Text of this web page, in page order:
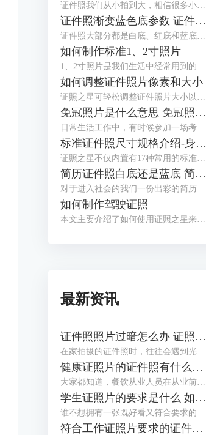
证件照我们从小拍到大，相信很多小伙伴都发现了几乎每个照相馆都会准备两套衣服，有时候会叫我们换上他们准备的衣服拍摄。一般这种情况都是因为我们拍摄的时候穿的衣服不对，最常见的问题就是颜色与拍摄的背景色太相似，所以需要换装。那么今天就来给大家讲讲拍证件照穿什么衣服好看以及有哪些证件照衣服素材。
证件照渐变蓝色底参数 证件照渐变蓝背景怎么设置
证件照大部分都是白底、红底和蓝底，但还有一种是渐变蓝色底，有时候单位会特别指定证件照要用渐变蓝色底，那么，证件照渐变蓝色底参数是多少呢？证件照渐变蓝背景怎么设置？下面就跟着小编一起来看看吧。
如何制作标准1、2寸照片
1、2寸照片是我们生活中经常用到的照片，本文主要介绍了如何使用证照之星来制作标准的1、2寸照片，包括规格设置、裁剪照片、色彩修正、背景处理等。
如何调整证件照片像素和大小
证照之星可轻松调整证件照片大小以及证件照片的像素，让照片制作调整简单就能够完成。
免冠照片是什么意思 免冠照片是什么底
日常生活工作中，有时候参加一场考试或者办理一个证件都需要本人的免冠照片，那么，免冠照片是什么意思，免冠照片是什么底，这些你知道吗？今天小编就和大家分享一下。
标准证件照尺寸规格介绍-身份证，护照，美国签证
证照之星不仅内置有17种常用的标准证件照规格模板，还可以自定义设置任意标准证件照尺寸规格，能够支持所有的标准证件照尺寸规格的制作处理。
简历证件照白底还是蓝底 简历证件照尺寸一般多大
对于进入社会的我们一份出彩的简历是我们找一份满意的工作的前提，在简历中除了让HR关注的个人履历介绍外，就属简历证件照更能体现一个人的精神面貌，那么，我们在制作简历时，简历证件照是放白底还是蓝底呢？简历证件照尺寸一般多大呢？
如何制作驾驶证照
本文主要介绍了如何使用证照之星来制作驾驶证照片，详细介绍了从照片导入、照片修改到最后打印出标准驾驶证照的步骤。
最新资讯
证件照照片过暗怎么办 证照之星软件如何调整照片亮度
在家拍摄的证件照时，往往会遇到光线不足、光线不均匀等情况，拍摄出的证件照照片会偏暗，面部也不够清晰，甚至出现黑脸照，这类照片是不能作为证件照投入使用的。这个时候该怎么调整照片，让证件照画面更明亮通透呢？这篇文章就告诉大家证件照照片过暗怎么办，证照之星软件如何调整照片亮度。
健康证照片的证件照有什么要求 证照之星软件如何制作满足健康证标准的照片
大家都知道，餐饮从业人员在从业前都必须办理一张健康证。在办理健康证时，如果不想让办证处在现场拍摄照片，可以自行提供标准的健康证照片，那么普通人如何制作满足健康证要求的照片呢？下面就向大家介绍健康证照片的证件照有什么要求，证照之星软件如何制作满足健康证标准的照片。
学生证照片的要求是什么 如何用证照之星软件调整照片比例以满足学校要求
谁不想拥有一张既好看又符合要求的学生证照片呢？到了开学季，学校又开始催收证件照了。如果对照相馆拍摄的证件照不满意，还可以自己在家制作证件照，只需了解学生证件照要求后，下载专业的证件照制作软件制作，还省了去照相馆的费用。这篇文章就告诉大家学生证照片的要求是什么，如何用证照之星软件调整照片比例以满足学校要求。
符合工作证照片要求的证件照怎么做 证照之星软件如何批量生成工作证照片